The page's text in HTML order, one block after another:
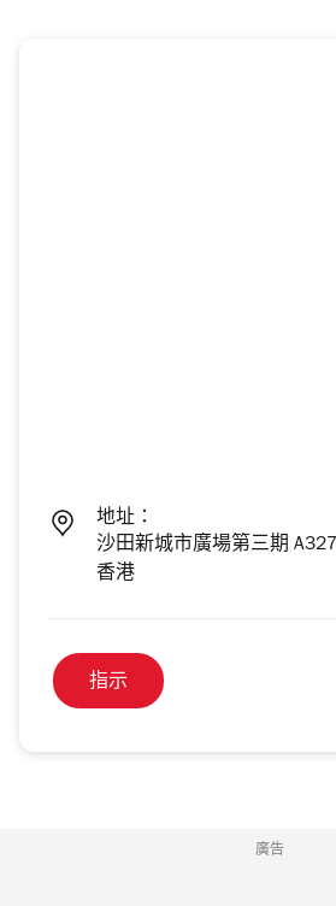
地址：
沙田新城市廣場第三期
香港
指示
廣告